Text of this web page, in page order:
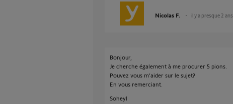
Nicolas F. il y a presque 2 ans
Bonjour,
Je cherche également à me procurer 5 pions.
Pouvez vous m’aider sur le sujet?
En vous remerciant.
Soheyl